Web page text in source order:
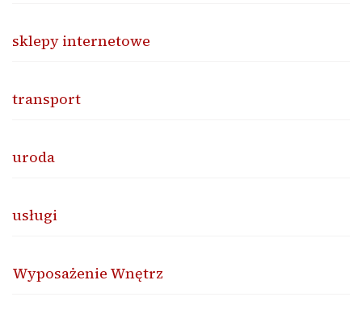
sklepy internetowe
transport
uroda
usługi
Wyposażenie Wnętrz